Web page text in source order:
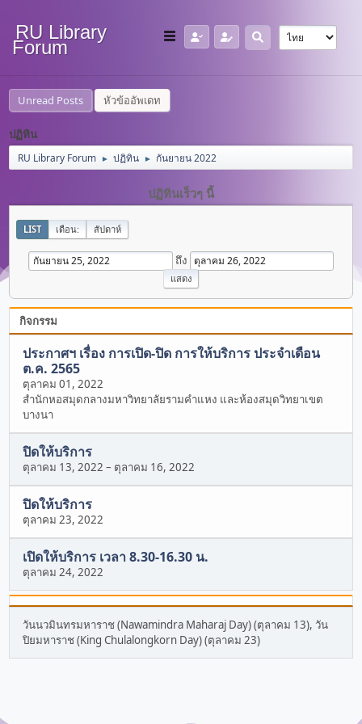
RU Library
Forum
Unread Posts หัวข้ออัพเดท
ปฏิทิน
RU Library Forum ► ปฏิทิน ► กันยายน 2022
ปฏิทินเร็วๆ นี้
LIST เดือน: สัปดาห์
ถึง
กิจกรรม
ประกาศฯ เรื่อง การเปิด-ปิด การให้บริการ ประจำเดือน
ต.ค. 2565
ตุลาคม 01, 2022
สำนักหอสมุดกลางมหาวิทยาลัยรามคำแหง และห้องสมุดวิทยาเขต
บางนา
ปิดให้บริการ
ตุลาคม 13, 2022 – ตุลาคม 16, 2022
ปิดให้บริการ
ตุลาคม 23, 2022
เปิดให้บริการ เวลา 8.30-16.30 น.
ตุลาคม 24, 2022
วันนวมินทรมหาราช (Nawamindra Maharaj Day) (ตุลาคม 13), วัน
ปิยมหาราช (King Chulalongkorn Day) (ตุลาคม 23)